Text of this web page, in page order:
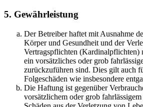
5. Gewährleistung
Der Betreiber haftet mit Ausnahme
Körper und Gesundheit und der
Vertragspflichten (Kardinalpflichten)
ein vorsätzliches oder grob
zurückzuführen sind. Dies gilt auch
Folgeschäden wie insbesondere
Die Haftung ist gegenüber
vorsätzlichem oder grob